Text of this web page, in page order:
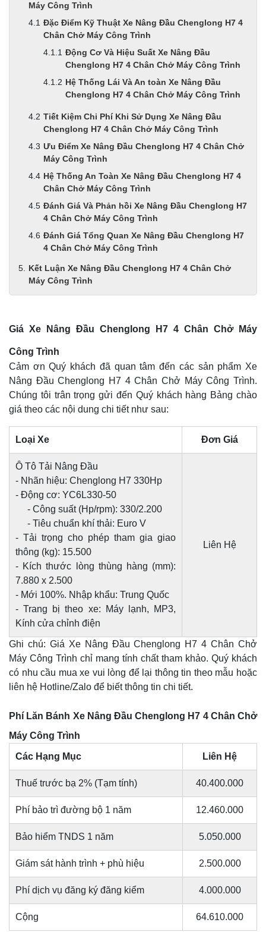
Máy Công Trình
Đặc Điểm Kỹ Thuật Xe Nâng Đầu Chenglong H7 4
Chân Chở Máy Công Trình
Động Cơ Và Hiệu Suất Xe Nâng Đầu
Chenglong H7 4 Chân Chở Máy Công Trình
Hệ Thống Lái Và An toàn Xe Nâng Đầu
Chenglong H7 4 Chân Chở Máy Công Trình
Tiết Kiệm Chi Phí Khi Sử Dụng Xe Nâng Đầu
Chenglong H7 4 Chân Chở Máy Công Trình
Ưu Điểm Xe Nâng Đầu Chenglong H7 4 Chân Chở
Máy Công Trình
Hệ Thống An Toàn Xe Nâng Đầu Chenglong H7 4
Chân Chở Máy Công Trình
Đánh Giá Và Phản hồi Xe Nâng Đầu Chenglong H7
4 Chân Chở Máy Công Trình
Đánh Giá Tổng Quan Xe Nâng Đầu Chenglong H7
4 Chân Chở Máy Công Trình
Kết Luận Xe Nâng Đầu Chenglong H7 4 Chân Chở
Máy Công Trình
Giá Xe Nâng Đầu Chenglong H7 4 Chân Chở Máy
Công Trình
Cảm ơn Quý khách đã quan tâm đến các sản phẩm Xe
Nâng Đầu Chenglong H7 4 Chân Chở Máy Công Trình.
Chúng tôi trân trọng gửi đến Quý khách hàng Bảng chào
giá theo các nội dung chi tiết như sau:
Loại Xe Đơn Giá
Ô Tô Tải Nâng Đầu
- Nhãn hiệu: Chenglong H7 330Hp
- Động cơ: YC6L330-50
- Công suất (Hp/rpm): 330/2.200
- Tiêu chuẩn khí thải: Euro V
- Tải trọng cho phép tham gia giao
thông (kg): 15.500
- Kích thước lòng thùng hàng (mm):
7.880 x 2.500
- Mới 100%. Nhập khẩu: Trung Quốc
- Trang bị theo xe: Máy lạnh, MP3,
Kính cửa chỉnh điện
Liên Hệ
Ghi chú: Giá Xe Nâng Đầu Chenglong H7 4 Chân Chở
Máy Công Trình chỉ mang tính chất tham khảo. Quý khách
có nhu cầu mua xe vui lòng để lại thông tin theo mẫu hoặc
liên hệ Hotline/Zalo để biết thông tin chi tiết.
Phí Lăn Bánh Xe Nâng Đầu Chenglong H7 4 Chân Chở
Máy Công Trình
Các Hạng Mục Liên Hệ
Thuế trước bạ 2% (Tạm tính) 40.400.000
Phí bảo trì đường bộ 1 năm 12.460.000
Bảo hiểm TNDS 1 năm 5.050.000
Giám sát hành trình + phù hiệu 2.500.000
Phí dịch vụ đăng ký đăng kiểm 4.000.000
Cộng 64.610.000